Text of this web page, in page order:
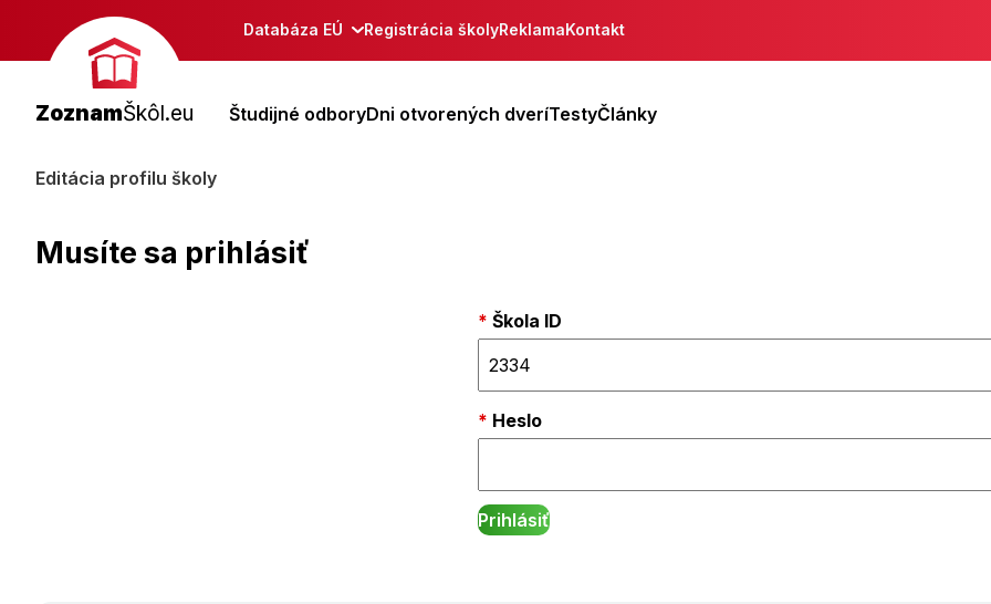
Databáza EÚ Registrácia školyReklamaKontakt
ZoznamŠkôl.eu Študijné odboryDni otvorených dveríTestyČlánky
Editácia profilu školy
Musíte sa prihlásiť
Škola ID
Heslo